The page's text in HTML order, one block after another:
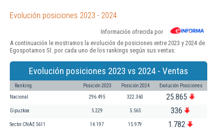
Evolución posiciones 2023 - 2024
Información ofrecida por
A continuación le mostramos la evolución de posiciones entre 2023 y 2024 de
Egospotamos Sl. por cada uno de los rankings según sus ventas:
Evolución posiciones 2023 vs 2024 - Ventas
Ranking Posición 2023 Posición 2024 Evolución Posiciones
Nacional 296.495 322.360 25.865
Gipuzkoa 5.229 5.565 336
Sector CNAE 5611 14.197 15.979 1.782